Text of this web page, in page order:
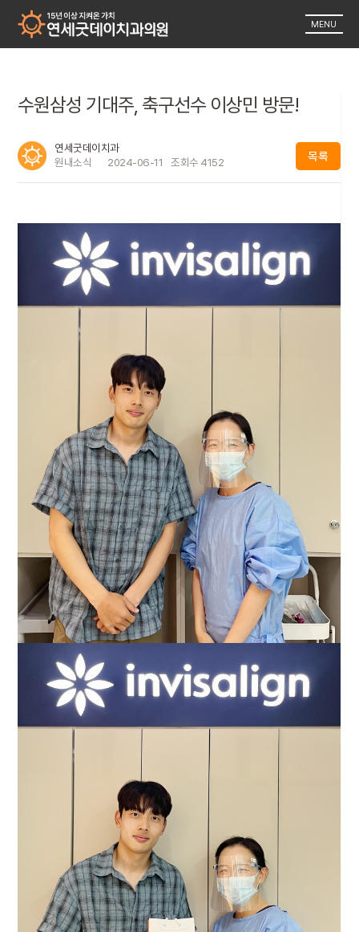
MENU
수원삼성 기대주, 축구선수 이상민 방문!
연세굿데이치과
원내소식
2024-06-11 조회수 4152 목록